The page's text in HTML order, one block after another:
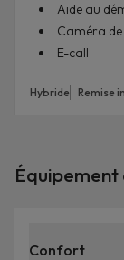
Aide au
Caméra
E-call
Hybride Remise
Équipement
Confort